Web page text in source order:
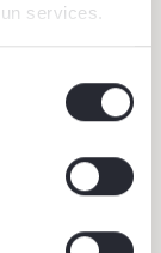
services.